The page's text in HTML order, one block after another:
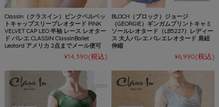
ClassIn（クラスイン）ピンクベルベッ
トキャップスリーブレオタード PINK
VELVET CAP LEO 半袖 レース レオター
ド バレエ CLASSIN ClassInBallet
Leotard アメリカ 2点までメール便可
¥14,390(税込)
BLOCH（ブロック）ジョージ
（GEORGIE）ギンガムプリントキャミ
ソールレオタード（LB5227）レディー
ス 大人バレエ バレエレオタード 肩紐
伸縮
¥6,990(税込)